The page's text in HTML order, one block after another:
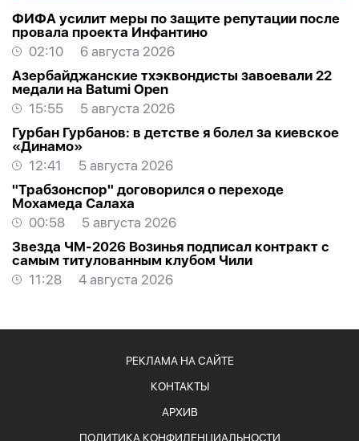
ФИФА усилит меры по защите репутации после
провала проекта Инфантино
02:10
6 августа 2026
Азербайджанские тхэквондисты завоевали 22
медали на Batumi Open
15:55
5 августа 2026
Гурбан Гурбанов: в детстве я болел за киевское
«Динамо»
12:41
5 августа 2026
"Трабзонспор" договорился о переходе
Мохамеда Салаха
00:58
5 августа 2026
Звезда ЧМ-2026 Возинья подписал контракт с
самым титулованным клубом Чили
11:28
4 августа 2026
РЕКЛАМА НА САЙТЕ
КОНТАКТЫ
АРХИВ
ПОЛИТИКА КОНФИДЕНЦИАЛЬНОСТИ